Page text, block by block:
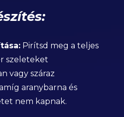
Pirítsd meg a teljes
szeleteket
vagy száraz
aranybarna és
nem kapnak.